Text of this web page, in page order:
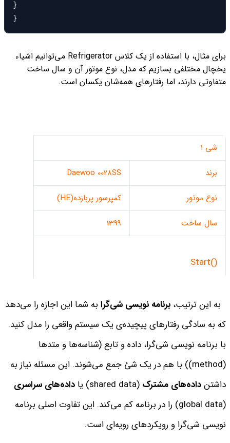
}
}
برای مثال، با استفاده از یک کلاس Refrigerator می‌توانیم اشیاء
یخچال مختلفی بسازیم که مدل، نوع موتور آن و سال ساخت
متفاوتی دارند، اما رفتارهای همه‌شان یکسان است.
شی 1
برند Daewoo 0028SS
نوع موتور کمپرسور پربازده(HE)
سال ساخت 1399
Start()
به این ترتیب، برنامه نویسی شی‌گرا به شما این اجازه را می‌دهد
که به سادگی رفتارهای پیچیده‌ی یک سیستم واقعی را مدل کنید.
با برنامه نویسی شی‌گرا، داده و تابع (شناسه‌ها و متدها
(method)) با هم در یک شئ جمع می‌شوند.
این مسئله نیاز به
داشتنداده‌های مشترک (shared data) یا
داده‌های سراسری
(global data) را در برنامه کم می‌کند. این تفاوت اصلی برنامه
نویسی شی‌گرا و رویکردهای رویه‌ای است.